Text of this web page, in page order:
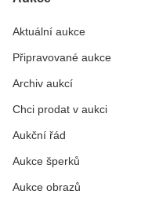
Aktuální aukce
Připravované aukce
Archiv aukcí
Chci prodat v aukci
Aukční řád
Aukce šperků
Aukce obrazů